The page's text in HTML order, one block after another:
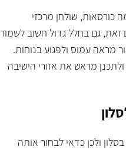
כורסאות, שולחן מרכזי
זאת, גם בחלל גדול חשוב לשמור
מראה עמוס ולפגוע בנוחות.
מראש את אזורי הישיבה
ולכן כדאי לבחור אותה